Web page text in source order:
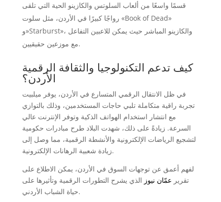
قسمًا واسعًا من ألعاب السلوتس والكازينو الحية التي تلقى
رواجًا كبيرًا في الأردن، مثل سلوت «Book of Dead»
و»Starburst»، والكازينو المباشر حيث يمكن للاعبين التفاعل
مع موزعين حقيقيين.
كيف تدعم التكنولوجيا والثقافة الرقمية
الأردن؟
في ظل الانتقال الرقمي المتسارع في الأردن، يوفر ميلبيت
تجربة راقية متكاملة تلبي حاجات المستخدمين، وذلك بالتوازي
مع انتشار استخدام الهواتف الذكية وتوفر الإنترنت عالي
السرعة. زيادةً على ذلك، شهدت البلاد طرح مبادرات حكومية
لتشجيع الرياضات الإلكترونية والأنشطة الرقمية، مما وصل إلى
زيادة شعبية الرهانات الإلكترونية.
لفهم أعمق عن توجهات السوق في الأردن، يمكن الاطلاع على
تقرير عمّان نيوز الذي يشرح التطورات الرقمية وتأثيرها على
حياة الشباب الأردني.